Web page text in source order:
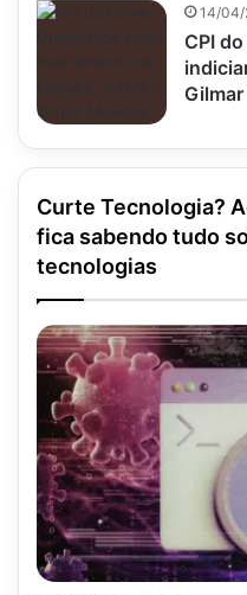
14/04/
CPI
Curte Tecnologia?
fica sabendo tudo
tecnologias